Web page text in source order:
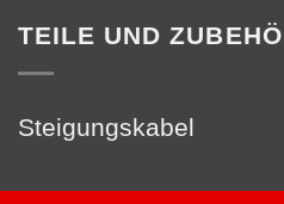
TEILE UND
Steigungskabel